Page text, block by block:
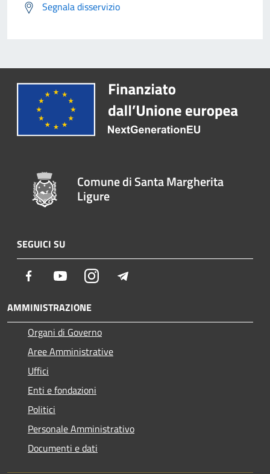
Segnala disservizio
Comune di Santa Margherita
Ligure
SEGUICI SU
Facebook YoutubeInstagram
AMMINISTRAZIONE
Organi di Governo
Aree Amministrative
Uffici
Enti e fondazioni
Politici
Personale Amministrativo
Documenti e dati